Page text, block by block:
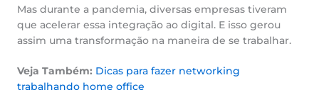
Mas durante a pandemia, diversas empresas tiveram
que acelerar essa integração ao digital. E isso gerou
assim uma transformação na maneira de se trabalhar.
Veja Também: Dicas para fazer networking
trabalhando home office